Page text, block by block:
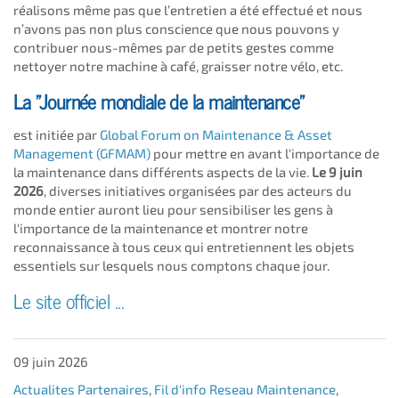
réalisons même pas que l’entretien a été effectué et nous
n’avons pas non plus conscience que nous pouvons y
contribuer nous-mêmes par de petits gestes comme
nettoyer notre machine à café, graisser notre vélo, etc.
La "Journée mondiale de la maintenance"
est initiée par Global Forum on Maintenance & Asset
Management (GFMAM) pour mettre en avant l'importance de
la maintenance dans différents aspects de la vie. Le 9 juin
2026 , diverses initiatives organisées par des acteurs du
monde entier auront lieu pour sensibiliser les gens à
l'importance de la maintenance et montrer notre
reconnaissance à tous ceux qui entretiennent les objets
essentiels sur lesquels nous comptons chaque jour.
Le site officiel ...
09 juin 2026
Actualites Partenaires Fil d'info Reseau Maintenance